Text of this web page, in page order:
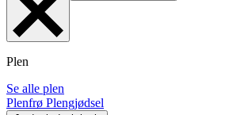
Plen
Se alle plen
Plenfrø Plengjødsel